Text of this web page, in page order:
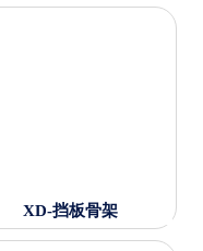
XD-挡板骨架